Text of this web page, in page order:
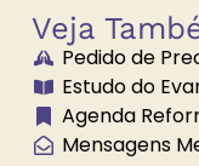
Brilhe a
Luz
Veja
Pedido de
Estudo do
Agenda
Mensagens